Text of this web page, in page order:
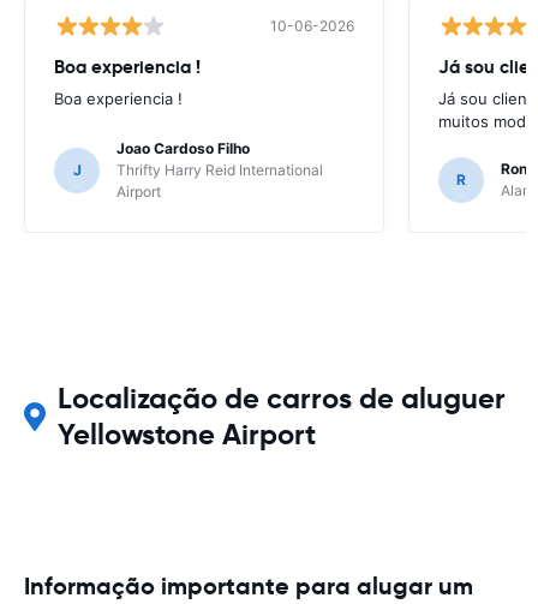
10-06-2026
Boa experiencia !
Boa experiencia !
J
Joao Cardoso Filho
Thrifty Harry Reid International
Airport
Já sou
Já sou
muitos
R
Localização de carros de aluguer
Yellowstone Airport
Informação importante para alugar um